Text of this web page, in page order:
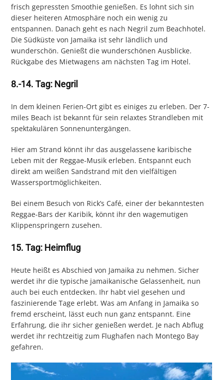
frisch gepressten Smoothie genießen. Es lohnt sich sin
dieser heiteren Atmosphäre noch ein wenig zu
entspannen. Danach geht es nach Negril zum Beachhotel.
Die Südküste von Jamaika ist sehr ländlich und
wunderschön. Genießt die wunderschönen Ausblicke.
Rückgabe des Mietwagens am nächsten Tag im Hotel.
8.-14. Tag: Negril
In dem kleinen Ferien-Ort gibt es einiges zu erleben. Der 7-
miles Beach ist bekannt für sein relaxtes Strandleben mit
spektakulären Sonnenuntergängen.
Hier am Strand könnt ihr das ausgelassene karibische
Leben mit der Reggae-Musik erleben. Entspannt euch
direkt am weißen Sandstrand mit den vielfältigen
Wassersportmöglichkeiten.
Bei einem Besuch von Rick’s Café, einer der bekanntesten
Reggae-Bars der Karibik, könnt ihr den wagemutigen
Klippenspringern zusehen.
15. Tag: Heimflug
Heute heißt es Abschied von Jamaika zu nehmen. Sicher
werdet ihr die typische jamaikanische Gelassenheit, nun
auch bei euch entdecken. Ihr habt viel gesehen und
faszinierende Tage erlebt. Was am Anfang in Jamaika so
fremd erscheint, lässt euch nun ganz entspannt. Eine
Erfahrung, die ihr sicher genießen werdet. Je nach Abflug
werdet ihr rechtzeitig zum Flughafen nach Montego Bay
gefahren.